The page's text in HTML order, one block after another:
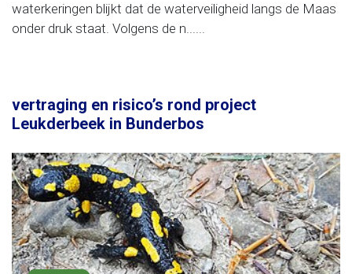
waterkeringen blijkt dat de waterveiligheid langs de Maas
onder druk staat. Volgens de n......
vertraging en risico’s rond project
Leukderbeek in Bunderbos